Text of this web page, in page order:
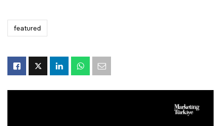
featured